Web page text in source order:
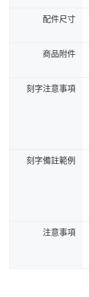
配件尺寸
商品附件
刻字注意事項
刻字備註範例
注意事項